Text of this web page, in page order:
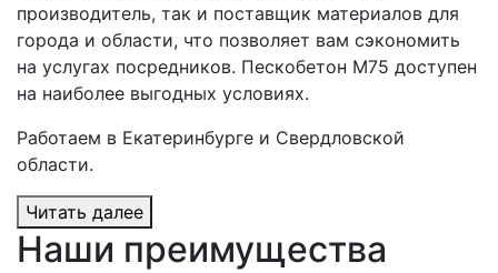
производитель, так и поставщик материалов для
города и области, что позволяет вам сэкономить
на услугах посредников. Пескобетон М75 доступен
на наиболее выгодных условиях.
Работаем в Екатеринбурге и Свердловской
области.
Читать далее
Наши преимущества